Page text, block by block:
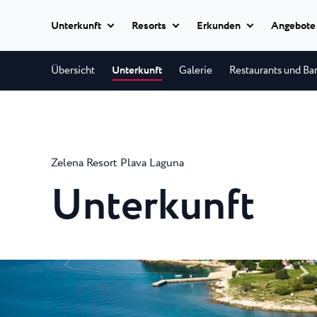
Unterkunft
Alle
Alle Hotels
Garden Suites Park Plava
Hotel Molindrio Plava
Village Galijot Plava
Resorts
Park Resort
Halbinsel, nur
Ein 20-minütiger
Richtung Süden
Stella Maris
Erkunden
Istria Experience
Strände
Aktivurlaub
Marinas
Angebote
Übersicht Unterkunft Galerie Restaurants und
Zelena Resort Plava Laguna
Unterkunft